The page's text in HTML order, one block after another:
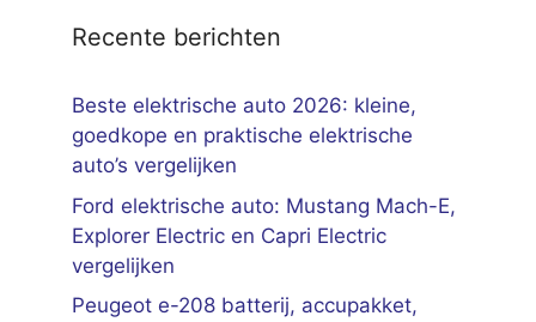
Recente berichten
Beste elektrische auto 2026: kleine,
goedkope en praktische elektrische
auto’s vergelijken
Ford elektrische auto: Mustang Mach-E,
Explorer Electric en Capri Electric
vergelijken
Peugeot e-208 batterij, accupakket,